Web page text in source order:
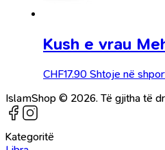
Kush e vrau
CHF17.90 Shtoje në
IslamShop © 2026. Të gjitha të
Kategoritë